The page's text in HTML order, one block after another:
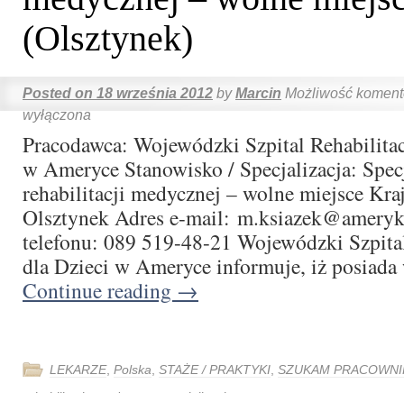
(Olsztynek)
Posted on 18 września 2012 by Marcin Możliwość
wyłączona
Pracodawca: Wojewódzki Szpital
w Ameryce Stanowisko / Specjalizacja:
rehabilitacji medycznej – wolne miejsce
Olsztynek Adres e-mail:
telefonu: 089 519-48-21 Wojewódzki
dla Dzieci w Ameryce informuje, iż
Continue reading →
LEKARZE, Polska STAŻE / PRAKTYKI SZUKAM